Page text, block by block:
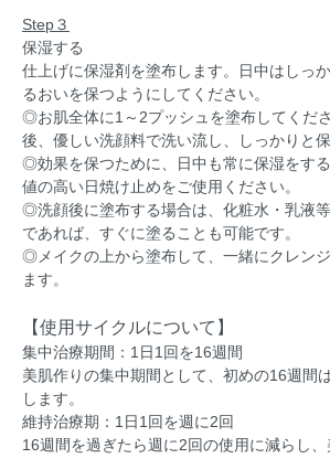
Step３
保湿する
仕上げに保湿剤を塗布します。日中はしっ
るおいを保つようにしてください。
◎お肌全体に1～2プッシュを塗布してくだ
後、優しい洗顔料で洗い流し、しっかりと保
◎効果を保つために、日中も常に保湿をす
値の高い日焼け止めをご使用ください。
◎洗顔後に塗布する場合は、化粧水・乳液
であれば、すぐに塗ることも可能です。
◎メイクの上から塗布して、一緒にクレン
ます。
【使用サイクルについて】
集中治療期間：1日1回を16週間
美肌作りの集中期間として、初めの16週間
します。
維持治療期：1日1回を週に2回
16週間を過ぎたら週に2回の使用に減らし、